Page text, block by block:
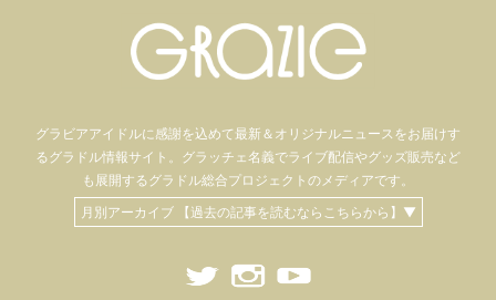
グラビアアイドルに感謝を込めて最新＆オリジナルニュースをお届けす
るグラドル情報サイト。 グラッチェ名義でライブ配信やグッズ販売など
も 展開するグラドル総合プロジェクトのメディアです。
月別アーカイブ 【過去の記事を読むならこちらから】▼